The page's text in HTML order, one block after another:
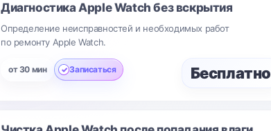
Диагностика Apple Watch без вскрытия
Определение неисправностей и необходимых работ
по ремонту Apple Watch.
от 30 мин Записаться Бесплатно